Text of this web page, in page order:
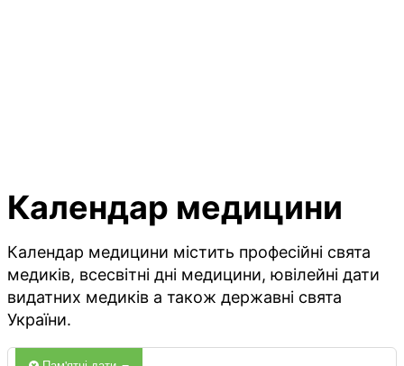
Календар медицини
Календар медицини містить професійні свята
медиків, всесвітні дні медицини, ювілейні дати
видатних медиків а також державні свята
України.